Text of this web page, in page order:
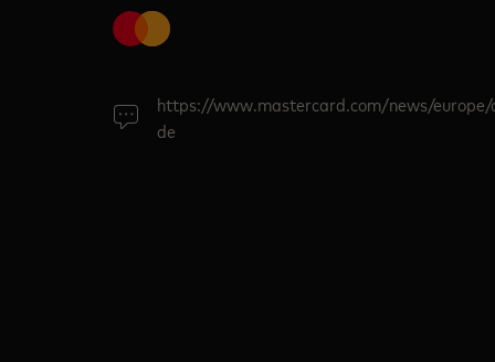
https://www.mastercard.com/news/europe/
de